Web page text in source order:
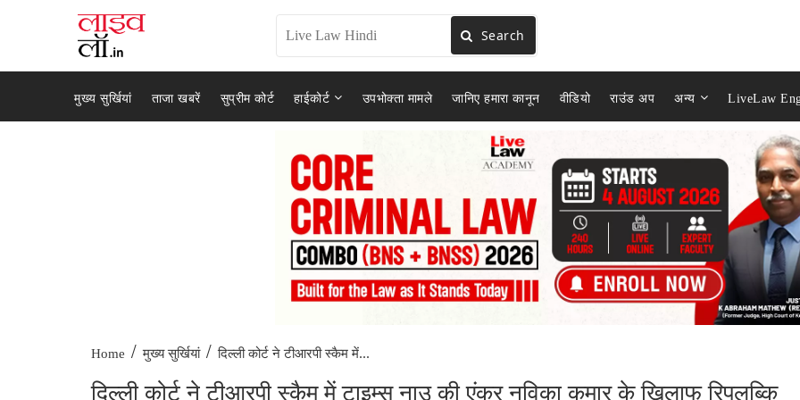
Search
मुख्य सुर्खियां ताजा खबरें सुप्रीम कोर्ट हाईकोर्ट उपभोक्ता मामले जानिए हमारा कानून वीडियो राउंड अप अन्य LiveLaw
Home / मुख्य सुर्खियां / दिल्ली कोर्ट ने टीआरपी स्कैम में...
दिल्ली कोर्ट ने टीआरपी स्कैम में टाइम्स नाउ की एंकर नविका कुमार के खिलाफ रिपलब्कि